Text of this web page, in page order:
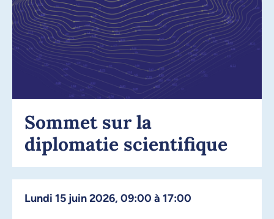
Sommet sur la
diplomatie scientifique
lundi 15 juin 2026, 09:00 à 17:00